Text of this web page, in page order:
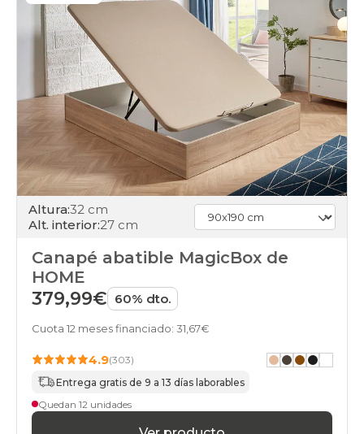
black-
days
canapes-
abatibles
apertura-
frontal
black-
days
canapes-
abatibles
150x180cm
apertura-
frontal
days
apertura-
days
abatibles
75x190-
Altura:32 cm
Alt. interior:27 cm
Canapé abatible MagicBox de
HOME
379,99€ 60% dto.
Cuota 12 meses financiado: 31,67€
4.9(303)
Entrega gratis de 9 a 13 días laborables
Quedan 12 unidades